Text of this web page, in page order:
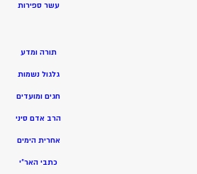
עשר ספירות
תורה ומדע
גלגול נשמות
חגים ומועדים
הרב אדם סיני
אחרית הימים
כתבי האר”י